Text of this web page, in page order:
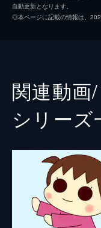
監督
自動更新となります。
◎本ページに記載の情報は、
関連動画/
シリーズ